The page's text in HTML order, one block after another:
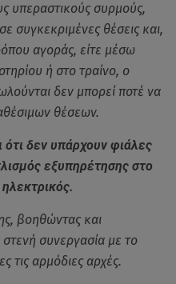
υπεραστικούς συρμούς,
συγκεκριμένες θέσεις και,
αγοράς, είτε μέσω
ή στο τραίνο, ο
δεν μπορεί ποτέ να
θέσεων.
δεν υπάρχουν φιάλες
εξυπηρέτησης στο
ηλεκτρικός.
βοηθώντας και
συνεργασία με το
τις αρμόδιες αρχές.